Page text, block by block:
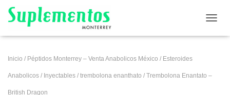
Inicio / Péptidos Monterrey – Venta Anabolicos México / Esteroides
Anabolicos / Inyectables / trembolona enanthato / Trembolona Enantato –
British Dragon